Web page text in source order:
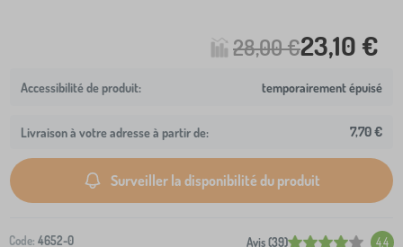
28,00 €23,10 €
temporairement épuisé
Livraison à votre adresse à partir de: 7,70 €
Surveiller la disponibilité du produit
Code: 4652-0 Avis (39) 4.4